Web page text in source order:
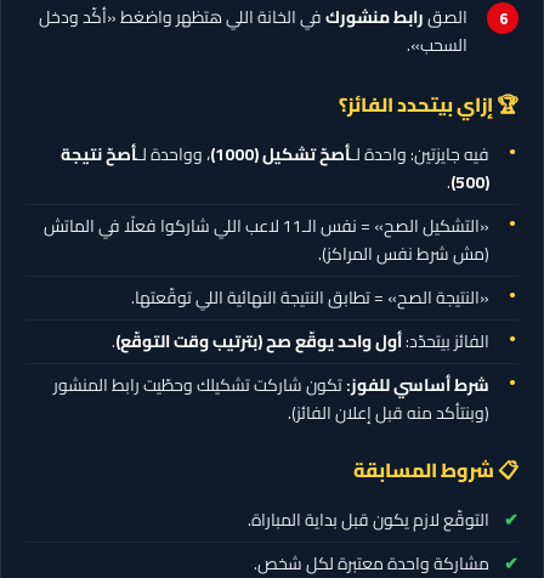
الصقرابط منشوركفي الخانة اللي هتظهر واضغط «أكّد ودخل
السحب».
🏆 إزاي بيتحدد الفائز؟
فيه جايزتين: واحدة لـأصحّ تشكيل(1000) ، وواحدة لـأصحّ نتيجة
(500)
.
«التشكيل الصح» = نفس الـ11 لاعب اللي شاركوا فعلًا في الماتش
(مش شرط نفس المراكز).
«النتيجة الصح» = تطابق النتيجة النهائية اللي توقّعتها.
الفائز بيتحدّد:أول واحد يوقّع صح (بترتيب وقت التوقّع).
شرط أساسي للفوز:تكون شاركت تشكيلك وحطّيت رابط المنشور
(وبنتأكد منه قبل إعلان الفائز).
📋 شروط المسابقة
التوقّع لازم يكون قبل بداية المباراة.
مشاركة واحدة معتبرة لكل شخص.